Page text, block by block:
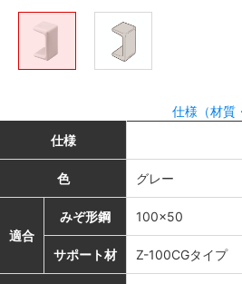
仕様（材質
仕様
色 グレー
適合
みぞ形鋼 100×50
サポート材 Z-100CGタイプ